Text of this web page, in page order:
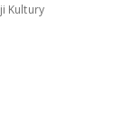
Kultury